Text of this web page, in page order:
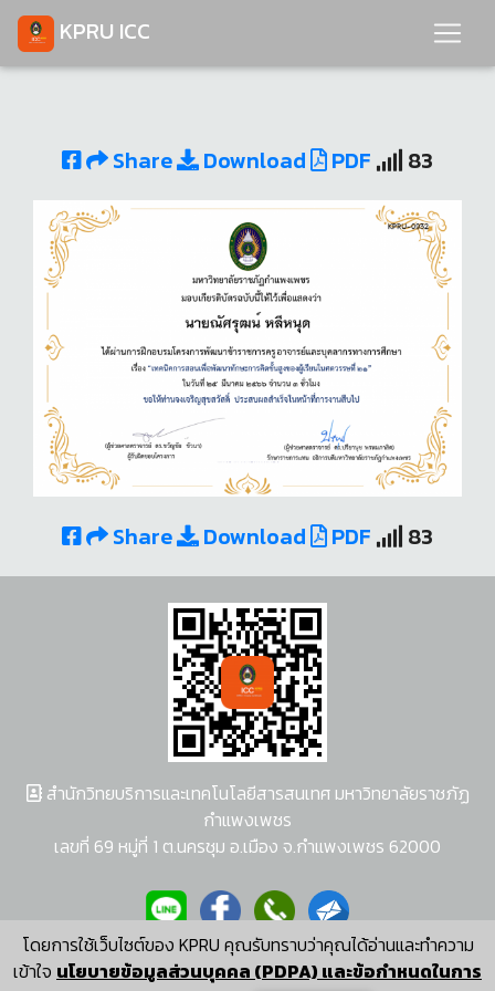
KPRU ICC
Share Download PDF 83
Share Download PDF 83
โดยการใช้เว็บไซต์ของ KPRU คุณรับทราบว่าคุณได้อ่านและทำความ
เข้าใจ นโยบายข้อมูลส่วนบุคคล (PDPA) และข้อกำหนดในการ
สำนักวิทยบริการและเทคโนโลยีสารสนเทศ มหาวิทยาลัยราชภัฏ
กำแพงเพชร
เลขที่ 69 หมู่ที่ 1 ต.นครชุม อ.เมือง จ.กำแพงเพชร 62000
ผู้พัฒนาระบบ อนุชา พวงผกา